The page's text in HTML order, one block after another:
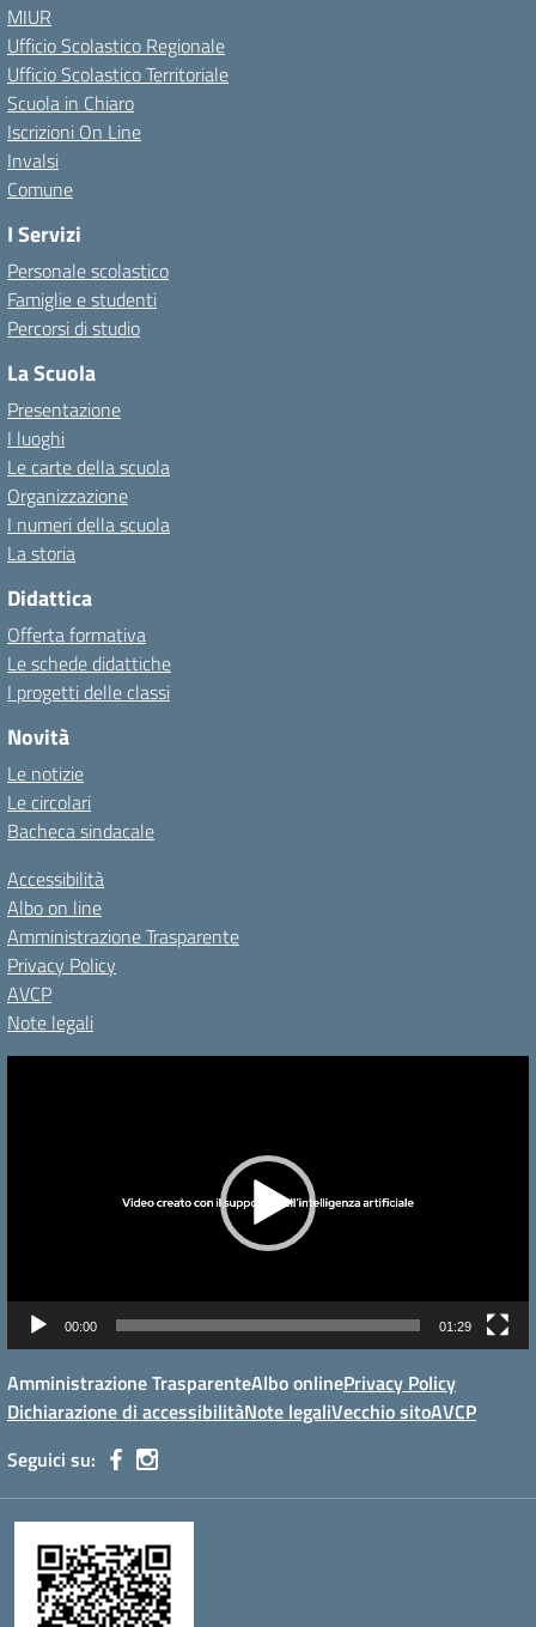
MIUR
Ufficio Scolastico Regionale
Ufficio Scolastico Territoriale
Scuola in Chiaro
Iscrizioni On Line
Invalsi
Comune
I Servizi
Personale scolastico
Famiglie e studenti
Percorsi di studio
La Scuola
Presentazione
I luoghi
Le carte della scuola
Organizzazione
I numeri della scuola
La storia
Didattica
Offerta formativa
Le schede didattiche
I progetti delle classi
Novità
Le notizie
Le circolari
Bacheca sindacale
Accessibilità
Albo on line
Amministrazione Trasparente
Privacy Policy
AVCP
Note legali
00:00 01:29
Amministrazione TrasparenteAlbo onlinePrivacy Policy
Dichiarazione di accessibilitàNote legaliVecchio sitoAVCP
Seguici su: